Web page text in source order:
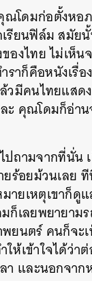
โดมก่อตั้งหอ
ยนฟิล์ม สมัย
งไทย ไม่เห็น
ราก็คือหนังเรื่
วมีคนไทยแส
คุณโดมก็อ่า
ามจากที่นั่น
ร้อยม้วนเลย
ยเหตุเขาก็ดู
ก็เลยพยายา
นตร์ คนก็จะ
ห้เข้าใจได้ว่
า และนอกจา